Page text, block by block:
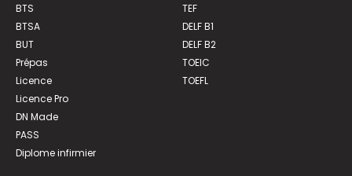
BTS
BTSA
BUT
Prépas
Licence
Licence Pro
DN Made
PASS
Diplome infirmier
TEF
DELF B1
DELF B2
TOEIC
TOEFL